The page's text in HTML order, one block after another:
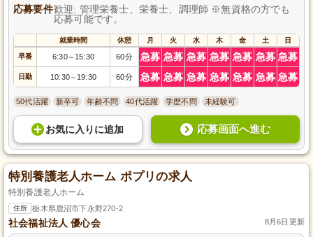
応募要件歓迎: 管理栄養士、栄養士、調理師 ※無資格の方でも
応募可能です。
就業時間 休憩 月 火 水 木 金 土 日
早番 6:30～ 15:30 60分 急募 急募 急募 急募 急募 急募 急募
日勤 10:30～ 19:30 60分 急募 急募 急募 急募 急募 急募 急募
50代活躍 新卒可 年齢不問 40代活躍 学歴不問 未経験可
お気に入り に追加 応募画面へ進む
特別養護老人ホーム ポプリの求人
特別養護老人ホーム
住所 栃木県鹿沼市下永野270-2
社会福祉法人 優心会 8月6日更新